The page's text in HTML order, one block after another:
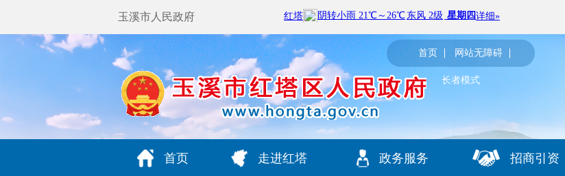
玉溪市人民政府
首页 网站无障碍
长者模式
首页 走进红塔 政务服务 招商引资